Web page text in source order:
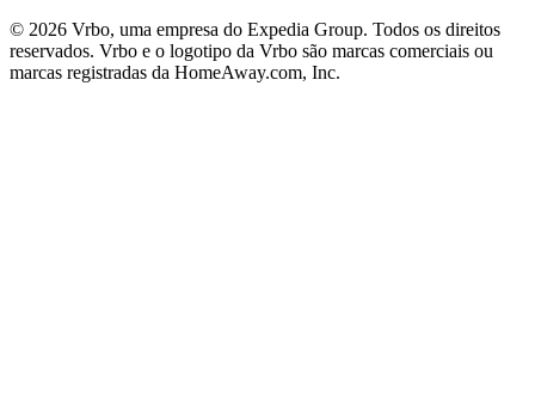
© 2026 Vrbo, uma empresa do Expedia Group. Todos os direitos
reservados. Vrbo e o logotipo da Vrbo são marcas comerciais ou
marcas registradas da HomeAway.com, Inc.